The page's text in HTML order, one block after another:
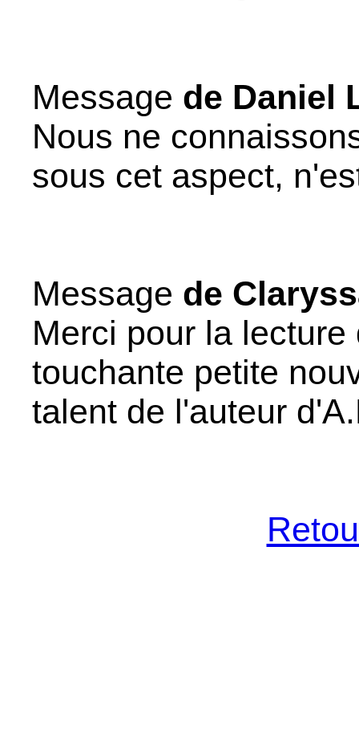
Message de Daniel
Nous ne
sous cet aspect,
Message de
Merci pour la
touchante petite
talent de l'auteur